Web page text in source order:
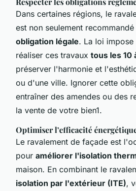
Dans certaines régions, le
est non seulement
obligation légale. La loi
réaliser ces travaux tous les 10
préserver l'harmonie et
ou d'une ville. Ignorer cette
entraîner des amendes ou des
la vente de votre bien1.
Optimiser l’efficacité
Le ravalement de façade est
pour améliorer l'isolation
maison. En combinant le
isolation par l'extérieur (ITE),